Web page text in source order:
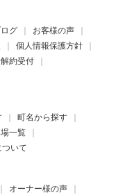
グ
お客様の声
個人情報保護方針
約受付
町名から探す
一覧
いて
オーナー様の声